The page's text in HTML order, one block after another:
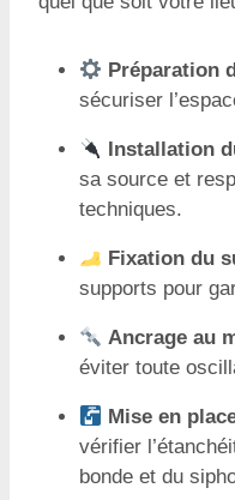
Préparation
sécuriser
Installation
sa source et
techniques.
Fixation du
supports pour
Ancrage au
éviter toute
Mise en
vérifier
bonde et du